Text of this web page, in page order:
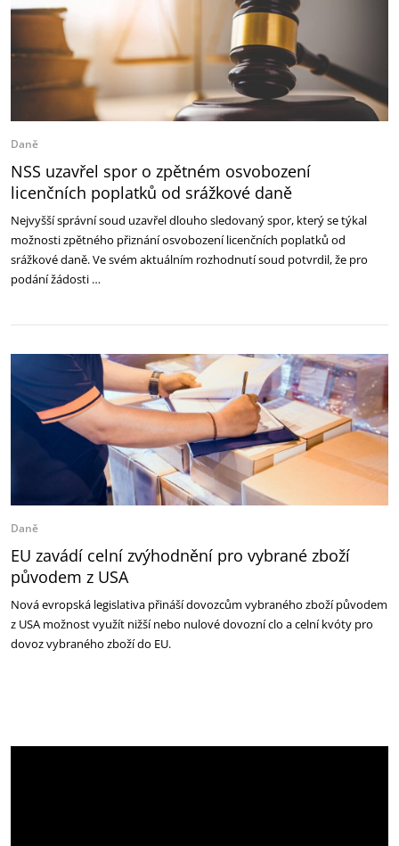
Daně
NSS uzavřel spor o zpětném osvobození
licenčních poplatků od srážkové daně
Nejvyšší správní soud uzavřel dlouho sledovaný spor, který se týkal
možnosti zpětného přiznání osvobození licenčních poplatků od
srážkové daně. Ve svém aktuálním rozhodnutí soud potvrdil, že pro
podání žádosti …
Daně
EU zavádí celní zvýhodnění pro vybrané zboží
původem z USA
Nová evropská legislativa přináší dovozcům vybraného zboží původem
z USA možnost využít nižší nebo nulové dovozní clo a celní kvóty pro
dovoz vybraného zboží do EU.